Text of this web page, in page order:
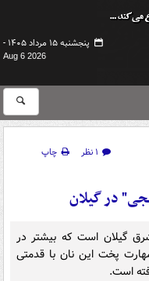
پنجشنبه ۱۵ مرداد ۱۴۰۵ -
Aug 6 2026
۱ نظر
چاپ
در گیلان
گیلان است که بیشتر در
پخت این نان با قدمتی